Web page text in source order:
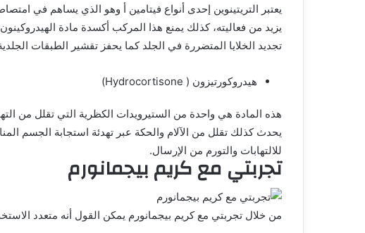
يعتبر التريتينوين إحدى أنواع فيتامين أ وهو الذي يساهم في
يزيد من فعاليته، كذلك يمنع هذا المركب أكسدة مادة
تجديد الخلايا المتضررة في الجلد كما يحفز تقشير الطبقات
هيدروكورتيزون ( Hydrocortisone)
هذه المادة هي واحدة من الستيرويدات الكظرية التي تقلل من
يحدث كذلك تقلل من الآلام والحكة عبر تهدئة استجابة الجسم
للالتهابات والتورم من الإرسال.
تجربتي مع كريم بيجمانورم
من خلال تجربتي مع كريم بيجمانورم يمكن القول أنه متعدد